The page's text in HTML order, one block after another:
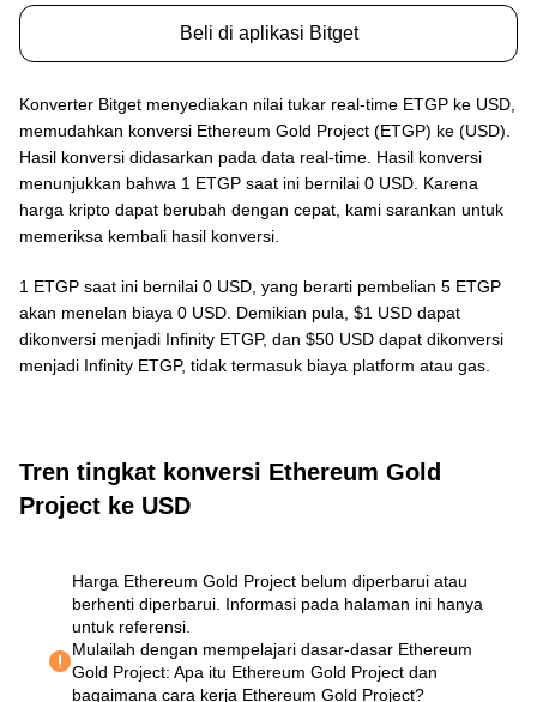
Beli di aplikasi Bitget
Konverter Bitget menyediakan nilai tukar real-time ETGP ke USD,
memudahkan konversi Ethereum Gold Project (ETGP) ke (USD).
Hasil konversi didasarkan pada data real-time. Hasil konversi
menunjukkan bahwa 1 ETGP saat ini bernilai 0 USD. Karena
harga kripto dapat berubah dengan cepat, kami sarankan untuk
memeriksa kembali hasil konversi.
1 ETGP saat ini bernilai 0 USD, yang berarti pembelian 5 ETGP
akan menelan biaya 0 USD. Demikian pula, $1 USD dapat
dikonversi menjadi Infinity ETGP, dan $50 USD dapat dikonversi
menjadi Infinity ETGP, tidak termasuk biaya platform atau gas.
Tren tingkat konversi Ethereum Gold
Project ke USD
Harga Ethereum Gold Project belum diperbarui atau
berhenti diperbarui. Informasi pada halaman ini hanya
untuk referensi.
Mulailah dengan mempelajari dasar-dasar Ethereum
Gold Project: Apa itu Ethereum Gold Project dan
bagaimana cara kerja Ethereum Gold Project?